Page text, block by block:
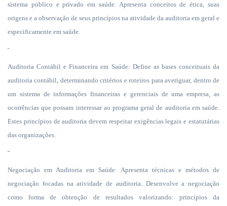
sistema público e privadoem saúde. Apresentaconceitos de ética, suas
origens e a observação de seus princípios na atividade da auditoria em geral e
especificamente em saúde.
Auditoria Contábil e Financeira em Saúde: Define as bases conceituais da
auditoria contábil, determinando critérios e roteiros para averiguar, dentro de
um sistema de informações financeiras e gerenciais de uma empresa, as
ocorrências que possam interessar ao programa geral de auditoria em saúde.
Estes princípios de auditoria devem respeitar exigências legais e estatutárias
das organizações.
Negociação em Auditoria em Saúde: Apresenta técnicas e métodos de
negociação focadas na atividade de auditoria. Desenvolve a negociação
como forma de obtenção de resultados valorizando: princípios da